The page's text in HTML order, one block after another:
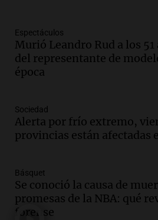
Audio.
Voluntarios
metros del río Suquía
800 kilos de basura
Una mañana para todos
Audio.
firmó Jorge Messi para
contrato de Leo con
Audio. Joan Gaspart:
Messi hubiera
Una mañana para todos
Espectáculos
Murió Leandro Rud a los
del representante de
época
Sociedad
Alerta por frío extremo,
provincias están afectadas
Básquet
Se conoció la causa de
promesas de la NBA: qué
forense